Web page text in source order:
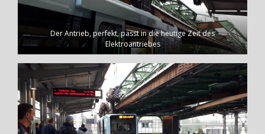
Der Antrieb, perfekt, passt in die heutige Zeit des
Elektroantriebes